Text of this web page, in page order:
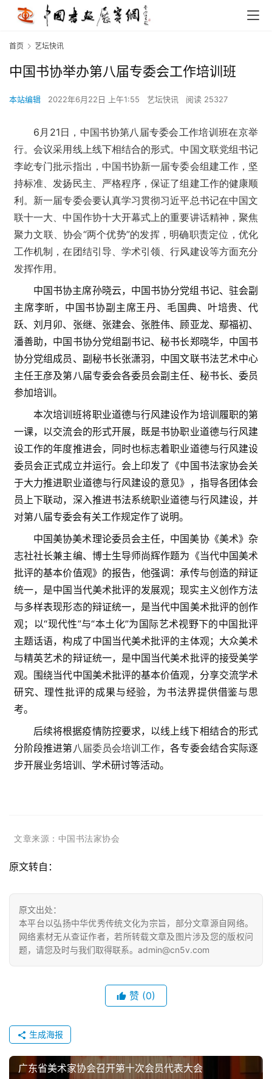
首
页
艺
坛
快
讯
书
法
征
稿
学
研
究
赏
砚
夜
话
美
易
錯
首页 艺坛快讯
中国书协举办第八届专委会工作培训班
本站编辑 2022年6月22日 上午1:55 艺坛快讯 阅读 25327
6月21日，中国书协第八届专委会工作培训班在京举
行。会议采用线上线下相结合的形式。 中国文联党组书记
李屹专门批示指出，中国书协新一届专委会组建工作，坚
持标准、发扬民主、严格程序，保证了组建工作的健康顺
利。 新一届专委会要认真学习贯彻习近平总书记在中国文
联十一大、中国作协十大开幕式上的重要讲话精神，聚焦
聚力文联、协会“两个优势”的发挥，明确职责定位，优化
工作机制，在团结引导、学术引领、行风建设等方面充分
发挥作用。
中国书协主席孙晓云，中国书协分党组书记、驻会副
主席李昕，中国书协副主席王丹、毛国典、叶培贵、代
跃、刘月卯、张继、张建会、张胜伟、顾亚龙、鄢福初、
潘善助，中国书协分党组副书记、秘书长郑晓华，中国书
协分党组成员、副秘书长张潇羽，中国文联书法艺术中心
主任王彦及第八届专委会各委员会副主任、秘书长、委员
参加培训。
本次培训班将职业道德与行风建设作为培训履职的第
一课，以交流会的形式开展， 既是书协职业道德与行风建
设工作的年度推进会， 同时也标志着职业道德与行风建设
委员会正式成立并运行。 会上印发了《中国书法家协会关
于大力推进职业道德与行风建设的意见》，指导各团体会
员上下联动，深入推进书法系统职业道德与行风建设，并
对第八届专委会有关工作规定作了说明。
中国美协美术理论委员会主任，中国美协《美术》杂
志社社长兼主编、博士生导师尚辉作题为《当代中国美术
批评的基本价值观》的报告，他强调 ：承传与创造的辩证
统一，是中国当代美术批评的发展观；现实主义创作方法
与多样表现形态的辩证统一，是当代中国美术批评的创作
观；以“现代性”与“本土化”为国际艺术视野下的中国批评
主题话语，构成了中国当代美术批评的主体观；大众美术
与精英艺术的辩证统一，是中国当代美术批评的接受美学
观。围绕当代中国美术批评的基本价值观，分享交流学术
研究、理性批评的成果与经验，为书法界提供借鉴与思
考。
后续将根据疫情防控要求， 以线上线下相结合的形式
分阶段推进第八届委员会培训工作，各专委会结合实际逐
步开展业务培训、学术研讨等活动。
文章来源：中国书法家协会
原文转自：
原文出处：
本平台以弘扬中华优秀传统文化为宗旨，部分文章源自网络。
网络素材无从查证作者，若所转载文章及图片涉及您的版权问
题，请您及时与我们取得联系。admin@cn5v.com
赞 (0)
生成海报
广东省美术家协会召开第十次会员代表大会